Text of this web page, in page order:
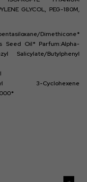
GLYCOL, PEG-180M,
Dimethicone*
Oil* Parfum:Alpha-
Salicylate/Butylphenyl
3-Cyclohexene